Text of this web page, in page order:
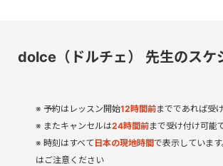
dolce（ドルチェ） 先生のスケ
予約はレッスン開始12時間前までであれば受
またキャンセルは24時間前まで受け付け可能で
時刻はすべて 日本の現地時間で表示していま
はご注意ください